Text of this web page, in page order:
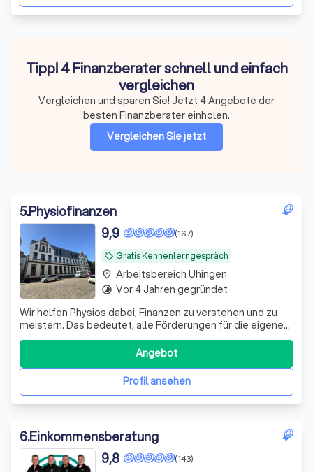
Tipp! 4 Finanzberater schnell und einfach
vergleichen
Vergleichen und sparen Sie! Jetzt 4 Angebote der
besten Finanzberater einholen.
Vergleichen Sie jetzt
5.Physiofinanzen
local_offer Gratis Kennenlerngespräch
(167)
9,9
Wir helfen Physios dabei, Finanzen zu verstehen und zu
meistern. Das bedeutet, alle Förderungen für die eigene
Vorsorge und Absicherung richtig zu nutzen.
Profil ansehen
Angebot
place Arbeitsbereich Uhingen
timelapse Vor 4 Jahren gegründet
6.Einkommensberatung
(143)
9,8